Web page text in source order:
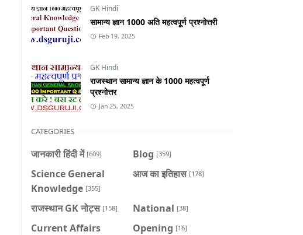
GK Hindi
सामान्य ज्ञान 1000 अति महत्वपूर्ण प्रश्नोत्तरी
Feb 19, 2025
GK Hindi
राजस्थान सामान्य ज्ञान के 1000 महत्वपूर्ण
प्रश्नोत्तर
Jan 25, 2025
CATEGORIES
जानकारी हिंदी में [609] Blog [359]
Science General
Knowledge [355]
आज का इतिहास [178]
राजस्थान GK नोट्स [158] National [38]
Current Affairs
Opening [16]